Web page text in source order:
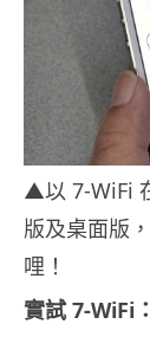
▲以 7-WiFi
版及桌面版
哩！
實試 7-WiFi